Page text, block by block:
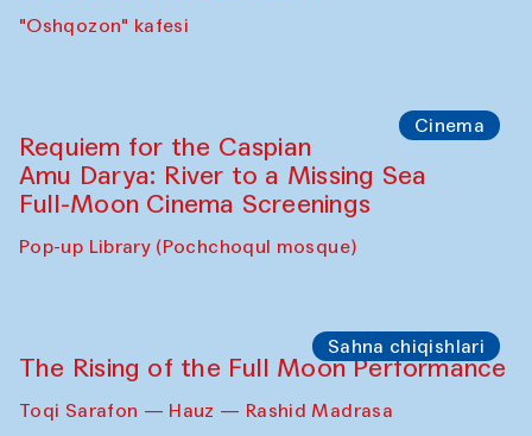
"Oshqozon" kafesi
Cinema
Requiem for the Caspian
Amu Darya: River to a Missing Sea
Full-Moon Cinema Screenings
Pop-up Library (Pochchoqul mosque)
Sahna chiqishlari
The Rising of the Full Moon Performance
Toqi Sarafon — Hauz — Rashid Madrasa